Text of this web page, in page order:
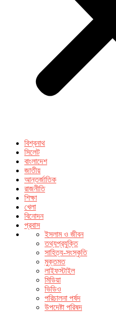
বিশ্বনাথ
সিলেট
বাংলাদেশ
জাতীয়
আন্তর্জাতিক
রাজনীতি
শিক্ষা
খেলা
বিনোদন
প্রবাস
ইসলাম ও জীবন
তথ্যপ্রযুক্তি
সাহিত্য-সংস্কৃতি
মুক্তমত
লাইফস্টাইল
মিডিয়া
ভিডিও
পরিচালনা পর্ষদ
উপদেষ্টা পরিষদ